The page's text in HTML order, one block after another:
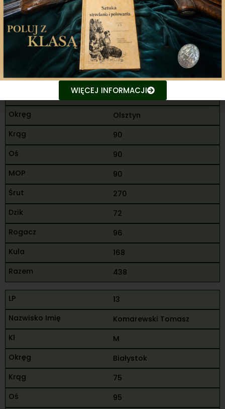
170
440
12
Kozak Daniel Aleksander
M
Olsztyn
90
90
90
270
72
96
168
438
13
Komarewski Tomasz
M
Białystok
75
95
WIĘCEJ INFORMACJI